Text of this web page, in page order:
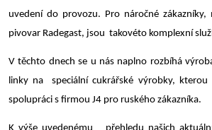
uvedení do provozu. Pro náročné
pivovar Radegast, jsou takovéto komplexní
V těchto dnech se u nás naplno rozbíhá
linky na speciální cukrářské výrobky, kterou
spolupráci s firmou J4 pro ruského zákazníka.